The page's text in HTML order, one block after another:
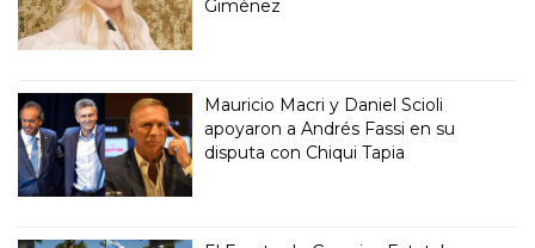
Giménez
Mauricio Macri y Daniel Scioli
apoyaron a Andrés Fassi en su
disputa con Chiqui Tapia